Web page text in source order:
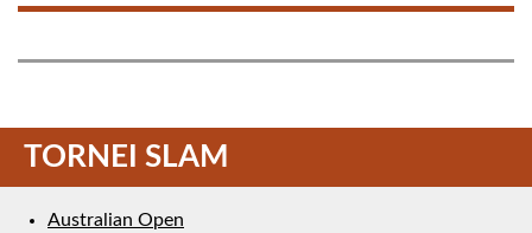
TORNEI SLAM
Australian Open